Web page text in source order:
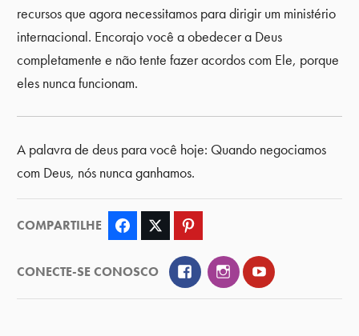
recursos que agora necessitamos para dirigir um ministério
internacional. Encorajo você a obedecer a Deus
completamente e não tente fazer acordos com Ele, porque
eles nunca funcionam.
A palavra de deus para você hoje: Quando negociamos
com Deus, nós nunca ganhamos.
COMPARTILHE Facebook Twitter
CONECTE-SE CONOSCO FacebookInstagramYouTube